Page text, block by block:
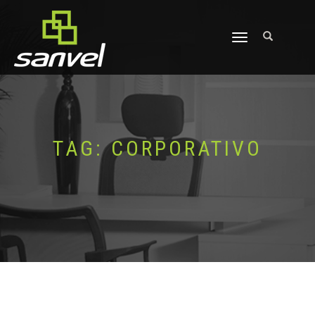
ALTERNAR
TAG:CORPORATIVO